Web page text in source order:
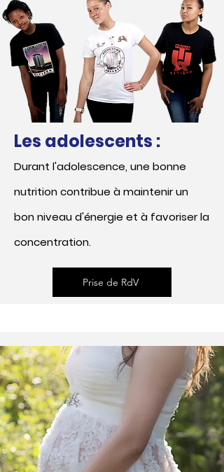
Les adolescents :
Durant l'adolescence, une bonne
nutrition contribue à maintenir un
bon niveau d'énergie et à favoriser la
concentration.
Prise de RdV